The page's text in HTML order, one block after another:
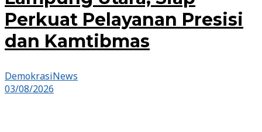
Perkuat Pelayanan Presisi
dan Kamtibmas
DemokrasiNews
03/08/2026